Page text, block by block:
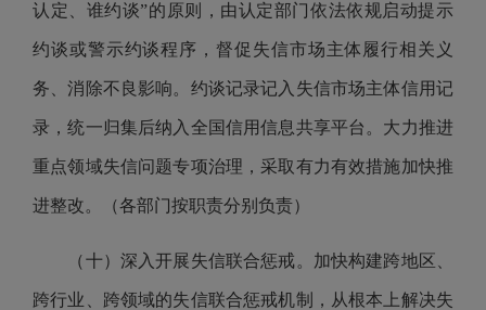
认定、谁约谈”的原则，由认定部门依法依规启动提示
约谈或警示约谈程序，督促失信市场主体履行相关义
务、消除不良影响。约谈记录记入失信市场主体信用记
录，统一归集后纳入全国信用信息共享平台。大力推进
重点领域失信问题专项治理，采取有力有效措施加快推
进整改。（各部门按职责分别负责）
（十）深入开展失信联合惩戒。加快构建跨地区、
跨行业、跨领域的失信联合惩戒机制，从根本上解决失